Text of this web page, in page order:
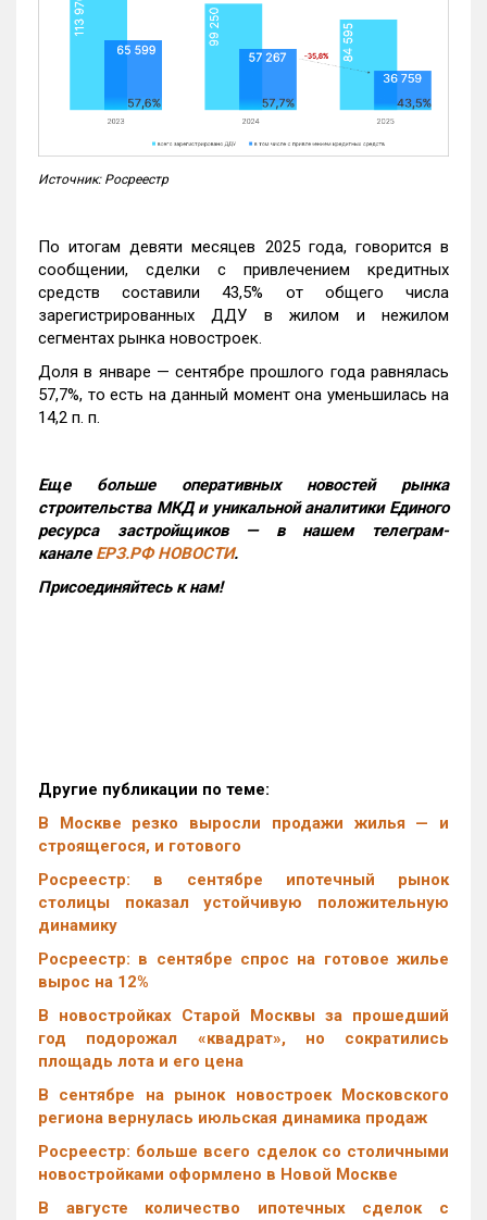
Источник: Росреестр
По итогам девяти месяцев 2025 года, говорится в
сообщении, сделки с привлечением кредитных
средств составили 43,5% от общего числа
зарегистрированных ДДУ в жилом и нежилом
сегментах рынка новостроек.
Доля в январе — сентябре прошлого года равнялась
57,7%, то есть на данный момент она уменьшилась на
14,2 п. п.
Еще больше оперативных новостей рынка
строительства МКД и уникальной аналитики Единого
ресурса застройщиков — в нашем телеграм-
канале ЕРЗ.РФ НОВОСТИ.
Присоединяйтесь к нам!
Другие публикации по теме:
В Москве резко выросли продажи жилья — и
строящегося, и готового
Росреестр: в сентябре ипотечный рынок
столицы показал устойчивую положительную
динамику
Росреестр: в сентябре спрос на готовое жилье
вырос на 12%
В новостройках Старой Москвы за прошедший
год подорожал «квадрат», но сократились
площадь лота и его цена
В сентябре на рынок новостроек Московского
региона вернулась июльская динамика продаж
Росреестр: больше всего сделок со столичными
новостройками оформлено в Новой Москве
В августе количество ипотечных сделок с